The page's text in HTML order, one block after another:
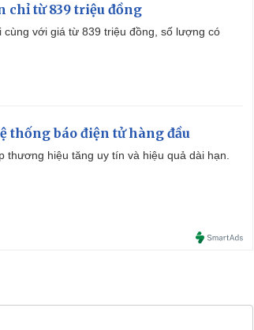
chỉ từ 839 triệu đồng
với giá từ 839 triệu đồng, số lượng có
thống báo điện tử hàng đầu
hiệu tăng uy tín và hiệu quả dài hạn.